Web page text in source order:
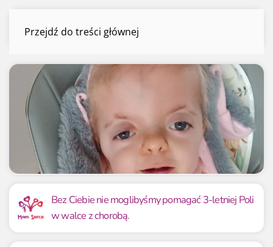
Przejdź do treści głównejPola Brol
Mamy już
204 983.07 zł
Potrzebujemy
160 000 zł
128.11% 128.11%
Bez Ciebie nie moglibyśmy pomagać 3-letniej Poli
w walce z chorobą.